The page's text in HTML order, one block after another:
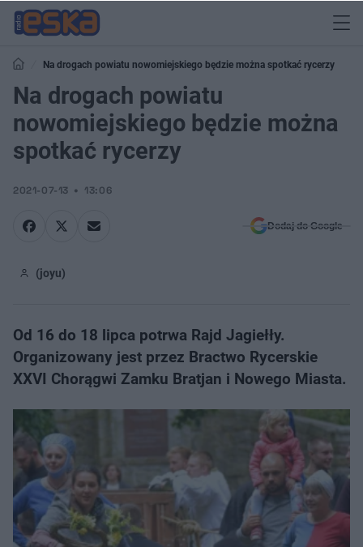
Na drogach powiatu nowomiejskiego będzie można spotkać rycerzy
Na drogach powiatu
nowomiejskiego będzie można
spotkać rycerzy
2021-07-13 13:06
Dodaj do Google
(joyu)
Od 16 do 18 lipca potrwa Rajd Jagiełły.
Organizowany jest przez Bractwo Rycerskie
XXVI Chorągwi Zamku Bratjan i Nowego Miasta.